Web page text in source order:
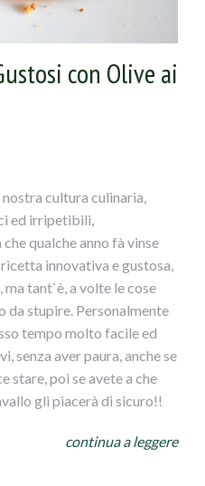
con Olive ai
cultura culinaria,
ed irripetibili,
qualche anno fà vinse
innovativa e gustosa,
tant`è, a volte le cose
da stupire. Personalmente
tempo molto facile ed
senza aver paura, anche se
stare, poi se avete a che
gli piacerà di sicuro!!
continua a leggere